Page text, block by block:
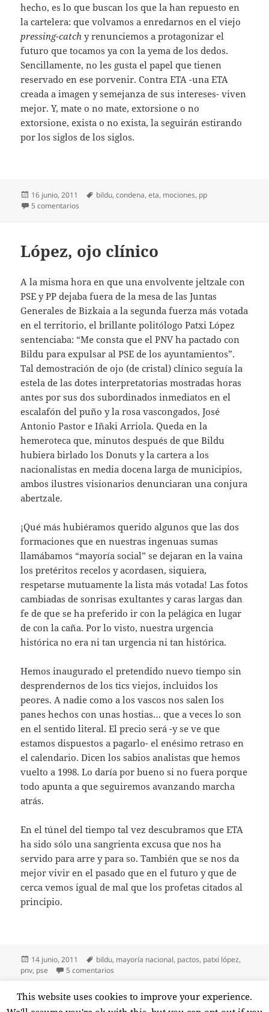
hecho, es lo que buscan los que la han repuesto en
la cartelera: que volvamos a enredarnos en el viejo
pressing-catch y renunciemos a protagonizar el
futuro que tocamos ya con la yema de los dedos.
Sencillamente, no les gusta el papel que tienen
reservado en ese porvenir. Contra ETA -una ETA
creada a imagen y semejanza de sus intereses- viven
mejor. Y, mate o no mate, extorsione o no
extorsione, exista o no exista, la seguirán estirando
por los siglos de los siglos.
Publicado
el
16 junio, 2011 Etiquetas
bildu,condena,eta, mociones, pp
5 comentarios
López, ojo clínico
A la misma hora en que una envolvente jeltzale con
PSE y PP dejaba fuera de la mesa de las Juntas
Generales de Bizkaia a la segunda fuerza más votada
en el territorio, el brillante politólogo Patxi López
sentenciaba: “Me consta que el PNV ha pactado con
Bildu para expulsar al PSE de los ayuntamientos”.
Tal demostración de ojo (de cristal) clínico seguía la
estela de las dotes interpretatorias mostradas horas
antes por sus dos subordinados inmediatos en el
escalafón del puño y la rosa vascongados, José
Antonio Pastor e Iñaki Arriola. Queda en la
hemeroteca que, minutos después de que Bildu
hubiera birlado los Donuts y la cartera a los
nacionalistas en media docena larga de municipios,
ambos ilustres visionarios denunciaran una conjura
abertzale.
¡Qué más hubiéramos querido algunos que las dos
formaciones que en nuestras ingenuas sumas
llamábamos “mayoría social” se dejaran en la vaina
los pretéritos recelos y acordasen, siquiera,
respetarse mutuamente la lista más votada! Las fotos
cambiadas de sonrisas exultantes y caras largas dan
fe de que se ha preferido ir con la pelágica en lugar
de con la caña. Por lo visto, nuestra urgencia
histórica no era ni tan urgencia ni tan histórica.
Hemos inaugurado el pretendido nuevo tiempo sin
desprendernos de los tics viejos, incluidos los
peores. A nadie como a los vascos nos salen los
panes hechos con unas hostias… que a veces lo son
en el sentido literal. El precio será -y se ve que
estamos dispuestos a pagarlo- el enésimo retraso en
el calendario. Dicen los sabios analistas que hemos
vuelto a 1998. Lo daría por bueno si no fuera porque
todo apunta a que seguiremos avanzando marcha
atrás.
En el túnel del tiempo tal vez descubramos que ETA
ha sido sólo una sangrienta excusa que nos ha
servido para arre y para so. También que se nos da
mejor vivir en el pasado que en el futuro y que de
cerca vemos igual de mal que los profetas citados al
principio.
Publicado
el
14 junio, 2011 Etiquetas
bildu, mayoría nacional, pactos, patxi lópez,
pnv, pse 5 comentarios
Paginación
de
PÁGINA1
This website uses cookies to improve your experience.